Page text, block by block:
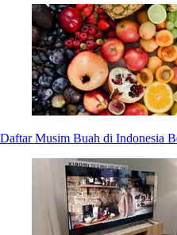
Daftar Musim Buah di Indonesia